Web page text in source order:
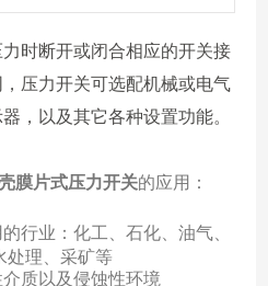
时断开或闭合相应的开关接
压力开关可选配机械或电气
，以及其它各种设置功能。
膜片式压力开关的应用：
行业：化工、石化、油气、
处理、采矿等
质以及侵蚀性环境